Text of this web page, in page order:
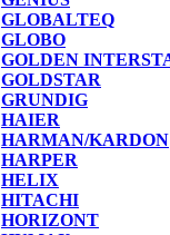
GLOBALTEQ
GLOBO
GOLDEN
GOLDSTAR
GRUNDIG
HAIER
HARMAN/KARDON
HARPER
HELIX
HITACHI
HORIZONT